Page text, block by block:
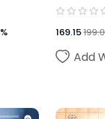
% 169.15
Add